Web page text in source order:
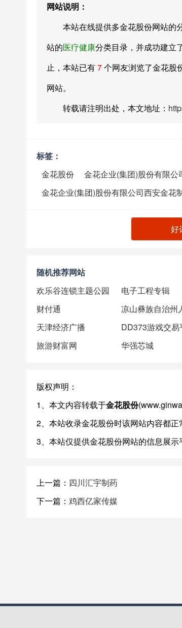
网站说明：
本站在线提供多金花股份网站的
站的医疗健康分类目录，并成功建立
止，本站已有7个网友浏览了金花股
网站。
转载请注明出处，本文地址：
标签：
金花股份
金花企业(集团)股份有限
金花企业(集团)股份有限公司西安金花
好
随机推荐网站
欢乐谷连锁主题公园
电子工程专辑
财付通
天津经济广播
DD373游戏交易
旅游财富网
华强芯城
版权声明：
1、本文内容转载于金花股份
2、本站收录金花股份时该网站内容都正
3、本站仅提供金花股份网站的信息展示
上一篇： 四川汇宇制药
下一篇： 鸡西亿家传媒